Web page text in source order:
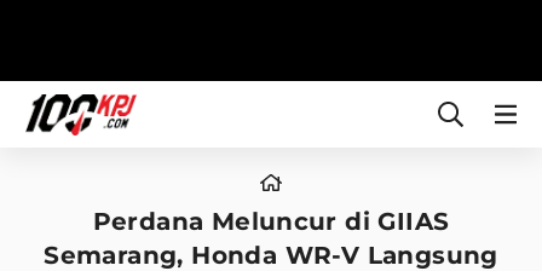
Perdana Meluncur di GIIAS
Semarang, Honda WR-V Langsung